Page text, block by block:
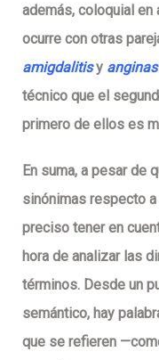
además, coloquial
ocurre con otras
amigdalitisy anginas
técnico que el
primero de ellos es
En suma, a pesar de
sinónimas respecto
preciso tener en
hora de analizar las
términos. Desde un
semántico, hay
que se refieren